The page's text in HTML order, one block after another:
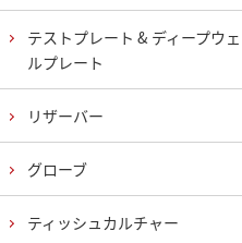
テストプレート & ディープウェ
ルプレート
リザーバー
グローブ
ティッシュカルチャー